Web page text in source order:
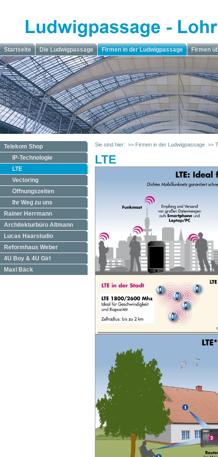
Startseite Die Ludwigpassage Firmen in der Ludwigpassage Firmen
Sie sind hier: >> Firmen in der Ludwigpassage >>
Telekom Shop
IP-Technologie
LTE
Vectoring
Öffnungszeiten
Ihr Weg zu uns
Rainer Herrmann
Architekturbüro Altmann
Lucas Haarstudio
Reformhaus Weber
4U Boy & 4U Girl
Maxl Bäck
LTE